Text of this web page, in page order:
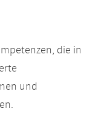
die in
und